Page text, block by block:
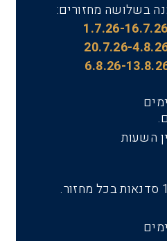
בשלושה מחזורים:
השעות